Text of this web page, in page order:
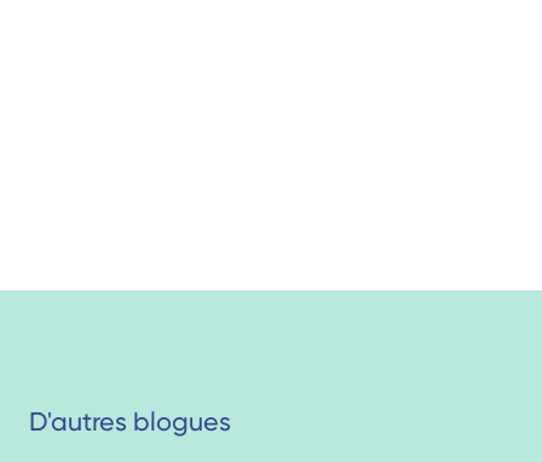
D'autres blogues